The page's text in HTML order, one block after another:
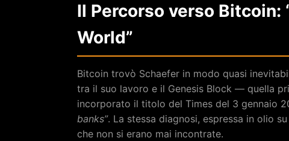
Il Percorso verso Bitcoin:
World”
Bitcoin trovò Schaefer in modo quasi
tra il suo lavoro e il Genesis Block — quella
incorporato il titolo del Times del 3 gennaio
banks”. La stessa diagnosi, espressa in olio
che non si erano mai incontrate.